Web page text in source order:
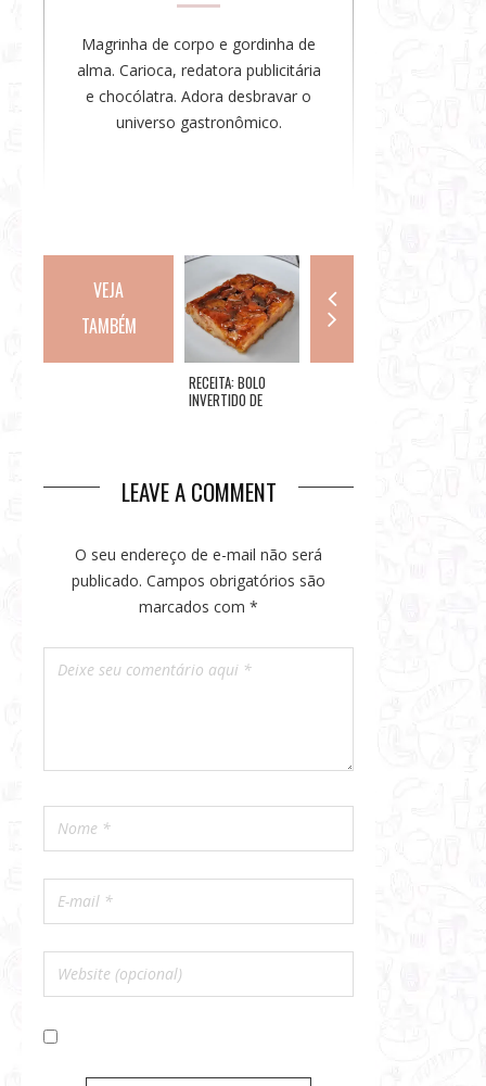
Magrinha de corpo e gordinha de
alma. Carioca, redatora publicitária
e chocólatra. Adora desbravar o
universo gastronômico.
VEJA
TAMBÉM
RECEITA: BOLO
INVERTIDO DE
LEAVE A COMMENT
O seu endereço de e-mail não será
publicado. Campos obrigatórios são
marcados com*